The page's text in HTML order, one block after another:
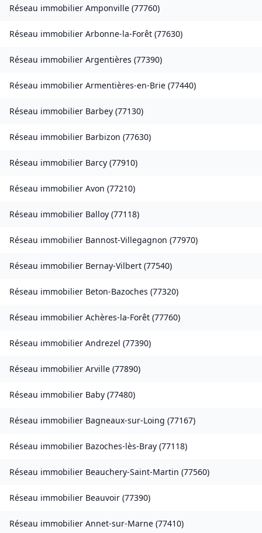
Réseau immobilier Amponville (77760)
Réseau immobilier Arbonne-la-Forêt (77630)
Réseau immobilier Argentières (77390)
Réseau immobilier Armentières-en-Brie (77440)
Réseau immobilier Barbey (77130)
Réseau immobilier Barbizon (77630)
Réseau immobilier Barcy (77910)
Réseau immobilier Avon (77210)
Réseau immobilier Balloy (77118)
Réseau immobilier Bannost-Villegagnon (77970)
Réseau immobilier Bernay-Vilbert (77540)
Réseau immobilier Beton-Bazoches (77320)
Réseau immobilier Achères-la-Forêt (77760)
Réseau immobilier Andrezel (77390)
Réseau immobilier Arville (77890)
Réseau immobilier Baby (77480)
Réseau immobilier Bagneaux-sur-Loing (77167)
Réseau immobilier Bazoches-lès-Bray (77118)
Réseau immobilier Beauchery-Saint-Martin (77560)
Réseau immobilier Beauvoir (77390)
Réseau immobilier Annet-sur-Marne (77410)